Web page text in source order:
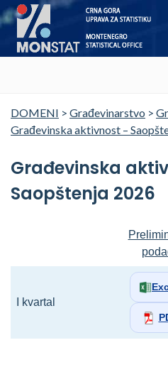
DOMENI > Građevinarstvo >
Građevinska aktivnost –
Građevinska
Saopštenja 2026
I kvartal